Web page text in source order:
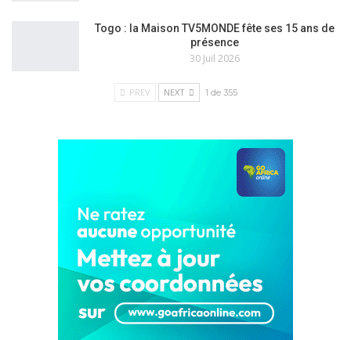
Togo : la Maison TV5MONDE fête ses 15 ans de
présence
30 Juil 2026
PREV NEXT 1 de 355